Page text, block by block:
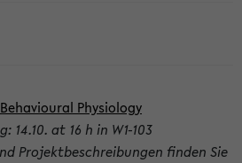
Physiology
at 16 h in W1-103
Projektbeschreibungen finden Sie